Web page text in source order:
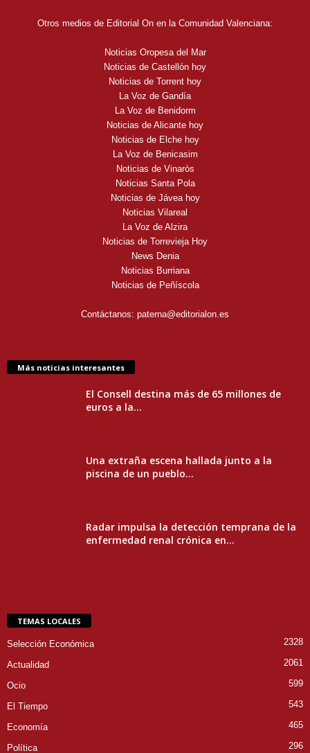
Otros medios de Editorial On en la Comunidad Valenciana:
Noticias Oropesa del Mar
Noticias de Castellón hoy
Noticias de Torrent hoy
La Voz de Gandía
La Voz de Benidorm
Noticias de Alicante hoy
Noticias de Elche hoy
La Voz de Benicasim
Noticias de Vinaròs
Noticias Santa Pola
Noticias de Jávea hoy
Noticias Vilareal
La Voz de Alzira
Noticias de Torrevieja Hoy
News Denia
Noticias Burriana
Noticias de Peñíscola
Contáctanos: paterna@editorialon.es
Más noticias interesantes
El Consell destina más de 65 millones de
euros a la...
Una extraña escena hallada junto a la
piscina de un pueblo...
Radar impulsa la detección temprana de la
enfermedad renal crónica en...
TEMAS LOCALES
Selección Económica 2328
Actualidad 2061
Ocio 599
El Tiempo 543
Economía 465
Política 296